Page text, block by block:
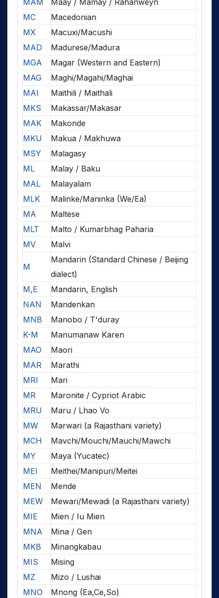
MAM
Maay / Mamay / Rahanweyn
MC
Macedonian
MX
Macuxi/Macushi
MAD
Madurese/Madura
MGA
Magar (Western and Eastern)
MAG
Maghi/Magahi/Maghai
MAI
Maithili / Maithali
MKS
Makassar/Makasar
MAK
Makonde
MKU
Makua / Makhuwa
MSY
Malagasy
ML
Malay / Baku
MAL
Malayalam
MLK
Malinke/Maninka (We/Ea)
MA
Maltese
MLT
Malto / Kumarbhag Paharia
MV
Malvi
M
Mandarin (Standard Chinese / Beijing
dialect)
M,E
Mandarin, English
NAN
Mandenkan
MNB
Manobo / T'duray
K-M
Manumanaw Karen
MAO
Maori
MAR
Marathi
MRI
Mari
MR
Maronite / Cypriot Arabic
MRU
Maru / Lhao Vo
MW
Marwari (a Rajasthani variety)
MCH
Mavchi/Mouchi/Mauchi/Mawchi
MY
Maya (Yucatec)
MEI
Meithei/Manipuri/Meitei
MEN
Mende
MEW
Mewari/Mewadi (a Rajasthani variety)
MIE
Mien / Iu Mien
MNA
Mina / Gen
MKB
Minangkabau
MIS
Mising
MZ
Mizo / Lushai
MNO
Mnong (Ea,Ce,So)